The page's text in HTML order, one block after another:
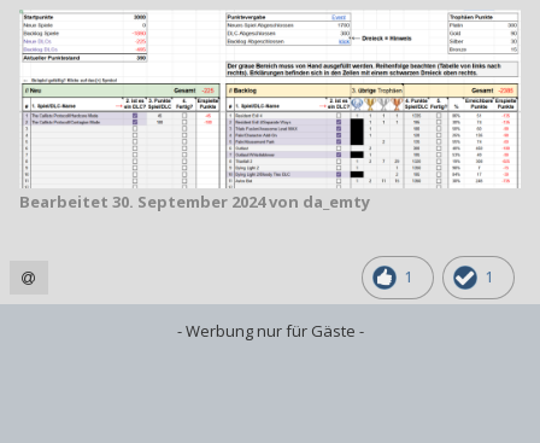
Bearbeitet 30. September 2024von da_emty
1 1
- Werbung nur für Gäste -